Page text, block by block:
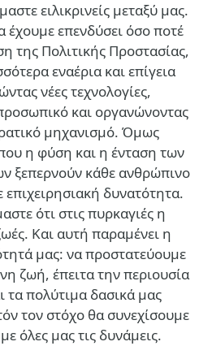
ειλικρινείς μεταξύ μας.
έχουμε επενδύσει όσο ποτέ
της Πολιτικής Προστασίας,
εναέρια και επίγεια
νέες τεχνολογίες,
και οργανώνοντας
μηχανισμό. Όμως
η φύση και η ένταση των
ξεπερνούν κάθε ανθρώπινο
επιχειρησιακή δυνατότητα.
ότι στις πυρκαγιές η
Και αυτή παραμένει η
μας: να προστατεύουμε
ζωή, έπειτα την περιουσία
τα πολύτιμα δασικά μας
τον στόχο θα συνεχίσουμε
όλες μας τις δυνάμεις.